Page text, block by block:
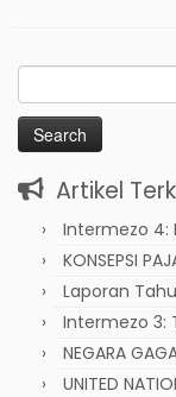
Search
for:
Artikel
Intermezo 4:
KONSEPSI
Laporan
Intermezo 3:
NEGARA
UNITED